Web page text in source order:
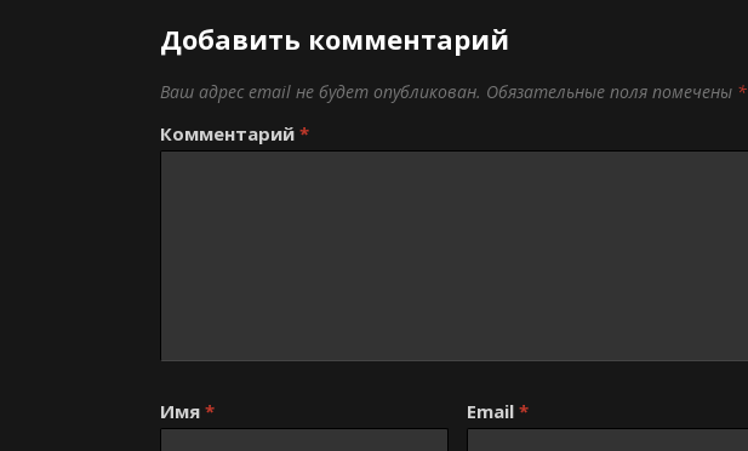
Добавить комментарий
Ваш адрес email не будет опубликован. Обязательные поля помечены *
Комментарий *
Имя * Email *